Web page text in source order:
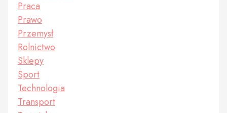
Praca
Prawo
Przemysł
Rolnictwo
Sklepy
Sport
Technologia
Transport